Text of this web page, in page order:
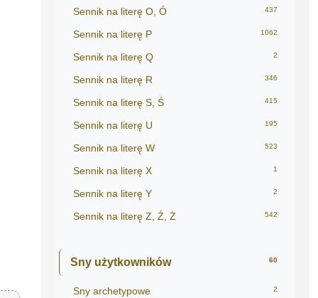
Sennik na literę O, Ó 437
Sennik na literę P 1062
Sennik na literę Q 2
Sennik na literę R 346
Sennik na literę S, Ś 415
Sennik na literę U 195
Sennik na literę W 523
Sennik na literę X 1
Sennik na literę Y 2
Sennik na literę Z, Ź, Ż 542
Sny użytkowników 60
Sny archetypowe 2